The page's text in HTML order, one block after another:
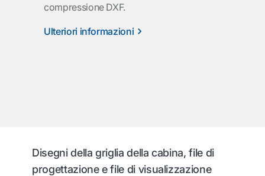
compressione DXF.
Ulteriori informazioni
Disegni della griglia della cabina, file di
progettazione e file di visualizzazione